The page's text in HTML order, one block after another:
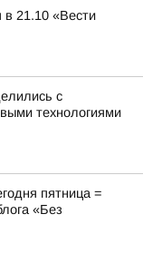
в 21.10 «Вести
с
технологиями
пятница =
«Без